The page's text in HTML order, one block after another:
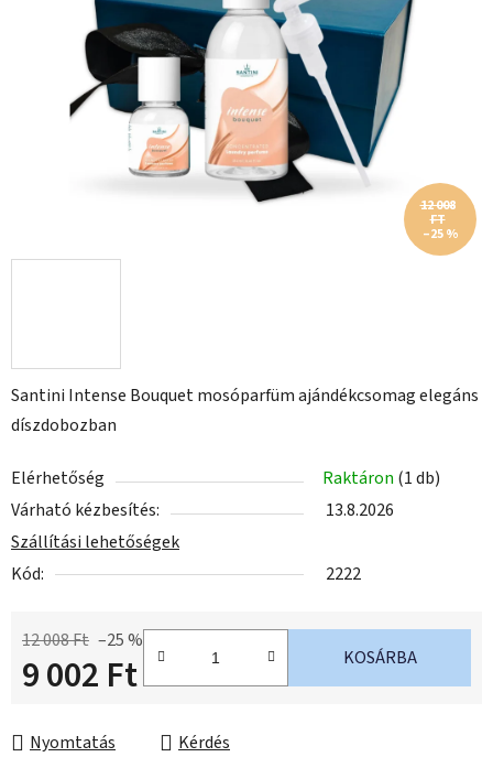
Santini Intense Bouquet mosóparfüm ajándékcsomag elegáns
díszdobozban
Elérhetőség Raktáron (1 db)
Várható kézbesítés:
13.8.2026
Szállítási lehetőségek
Kód:
2222
12 008 Ft –25 %
9 002 Ft KOSÁRBA
Nyomtatás Kérdés
12 008
FT
–25 %